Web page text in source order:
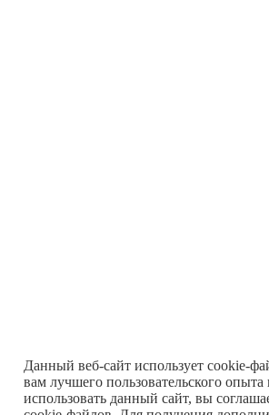
Данный веб-сайт использует cookie-
вам лучшего пользовательского
использовать данный сайт, вы